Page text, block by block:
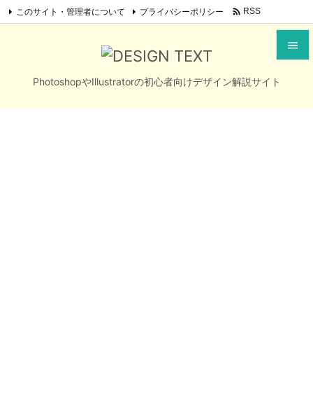
PhotoshopやIllustratorの初心者向けデザイン解説サイト


このサイト・管理者について プライバシーポリシー  RSS